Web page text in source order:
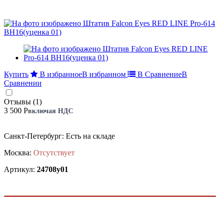
Купить В избранноеВ избранном В СравнениеВ
Сравнении
Отзывы (1)
3 500 Рвключая НДС
Санкт-Петербург: Есть на складе
Москва: Отсутствует
Артикул: 24708у01